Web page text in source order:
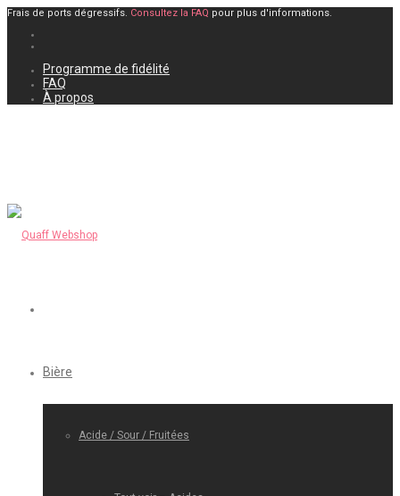
Frais de ports dégressifs. Consultez la FAQ pour plus d'informations.
Programme de fidélité
FAQ
À propos
Bière
Acide / Sour / Fruitées